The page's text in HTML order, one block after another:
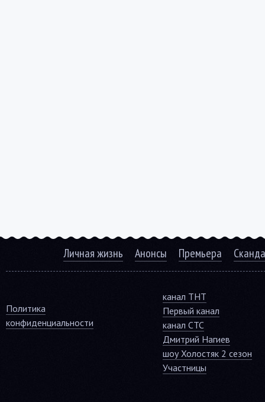
Личная жизнь Анонсы Премьера
Политика
конфиденциальности
канал ТНТ
Первый канал
канал СТС
Дмитрий Нагиев
шоу Холостяк 2 сезон
Участницы